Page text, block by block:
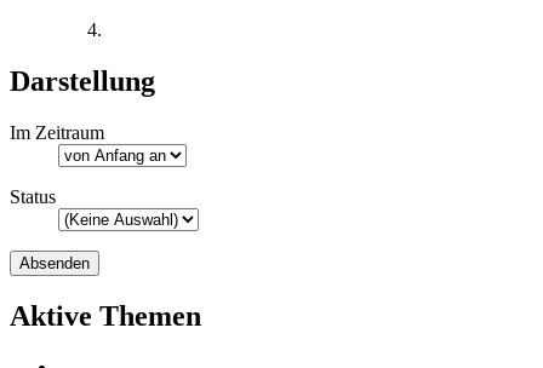
Darstellung
Im Zeitraum
Status
Aktive Themen